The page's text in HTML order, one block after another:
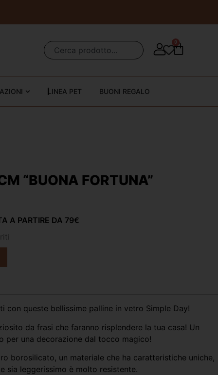
0
LINEA PET BUONI REGALO
“BUONA FORTUNA”
A PARTIRE DA 79€
con queste bellissime palline in vetro Simple Day!
da frasi che faranno risplendere la tua casa! Un
per una decorazione dal tocco magico!
borosilicato, un materiale che ha caratteristiche uniche,
sia leggerissimo è molto resistente.